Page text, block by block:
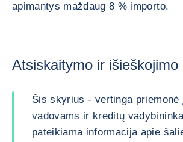
apimantys maždaug 8 % importo.
Atsiskaitymo ir išieškojimo
Šis skyrius - vertinga priemonė
vadovams ir kreditų
pateikiama informacija apie